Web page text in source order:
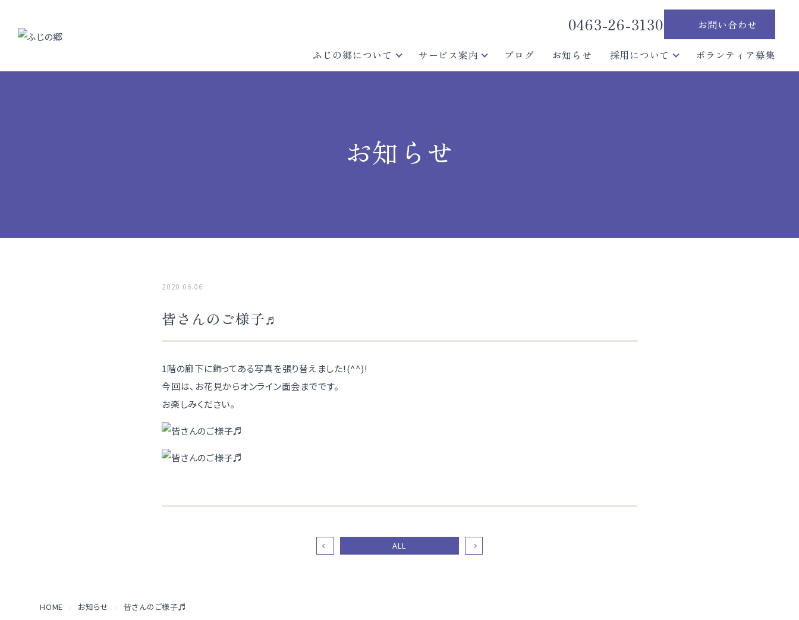
0463-26-3130 お問い合わせ
ふじの郷について サービス案内 ブログ お知らせ 採用について ボランティア募集
お知らせ
2020.06.06
皆さんのご様子♬
1階の廊下に飾ってある写真を張り替えました!(^^)!
今回は、お花見からオンライン面会までです。
お楽しみください。
ALL
HOME お知らせ 皆さんのご様子♬